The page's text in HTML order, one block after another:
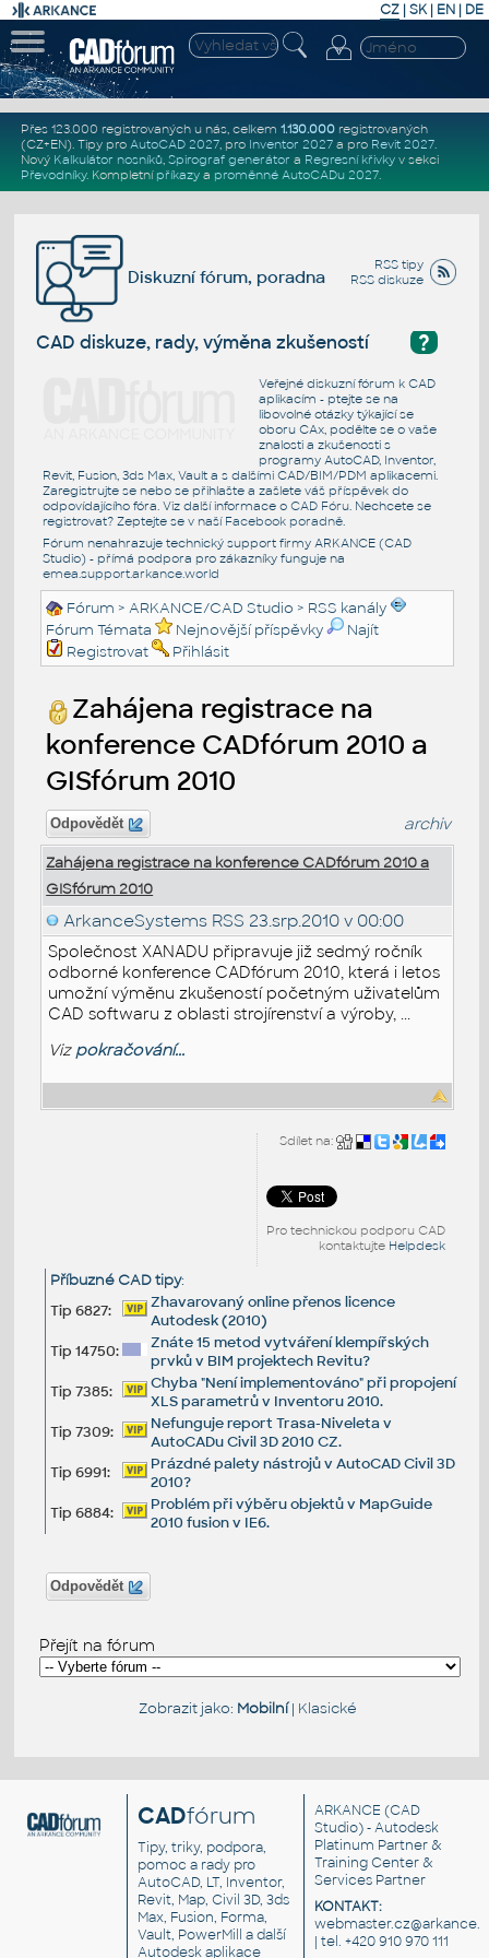
CZ | SK| EN | DE
Přes 123.000 registrovaných u nás, celkem 1.130.000registrovaných
(CZ+EN). Tipy pro AutoCAD 2027, pro Inventor 2027a pro Revit 2027.
Nový Kalkulátor nosníků, Spirograf generátor a Regresní křivkyv sekci
Převodníky. Kompletní příkazya proměnné AutoCADu 2027.
RSS tipy
RSS diskuze
Diskuzní fórum, poradna
?
CAD diskuze, rady, výměna zkušeností
Veřejné diskuzní fórum k CAD
aplikacím - ptejte se na
libovolné otázky týkající se
oboru CAx, podělte se o vaše
znalosti a zkušenosti s
programy AutoCAD, Inventor,
Revit, Fusion, 3ds Max, Vault a s dalšími CAD/BIM/PDM aplikacemi.
Zaregistrujte se nebo se přihlašte a zašlete váš příspěvek do
odpovídajícího fóra. Viz další informace o CAD Fóru. Nechcete se
registrovat? Zeptejte se v naší Facebook poradně.
Fórum nenahrazuje technický support firmy ARKANCE (CAD
Studio) - přímá podpora pro zákazníky funguje na
emea.support.arkance.world
Fórum >ARKANCE/CAD Studio > RSS kanály
Fórum Témata
Nejnovější příspěvky
Najít
Registrovat
Přihlásit
Zahájena registrace na
konference CADfórum 2010 a
GISfórum 2010
Odpovědět archiv
Zahájena registrace na konference CADfórum 2010 a
GISfórum 2010
ArkanceSystems RSS 23.srp.2010 v 00:00
Společnost XANADU připravuje již sedmý ročník
odborné konference CADfórum 2010, která i letos
umožní výměnu zkušeností početným uživatelům
CAD softwaru z oblasti strojírenství a výroby, ...
Viz pokračování...
Sdílet na:
Pro technickou podporu CAD
kontaktujte Helpdesk
Příbuzné CAD tipy:
Tip 6827:
Zhavarovaný online přenos licence
Autodesk (2010)
Tip 14750:
Znáte 15 metod vytváření klempířských
prvků v BIM projektech Revitu?
Tip 7385:
Chyba "Není implementováno" při propojení
XLS parametrů v Inventoru 2010.
Tip 7309:
Nefunguje report Trasa-Niveleta v
AutoCADu Civil 3D 2010 CZ.
Tip 6991:
Prázdné palety nástrojů v AutoCAD Civil 3D
2010?
Tip 6884:
Problém při výběru objektů v MapGuide
2010 fusion v IE6.
Odpovědět
Přejít na fórum
Zobrazit jako: Mobilní| Klasické
CADfórum
Tipy, triky, podpora,
pomoc a rady pro
AutoCAD, LT, Inventor,
Revit, Map, Civil 3D, 3ds
Max, Fusion, Forma,
Vault, PowerMill a další
Autodesk aplikace
ARKANCE (CAD
Studio) - Autodesk
Platinum Partner &
Training Center &
Services Partner
KONTAKT:
| tel. +420 910 970 111